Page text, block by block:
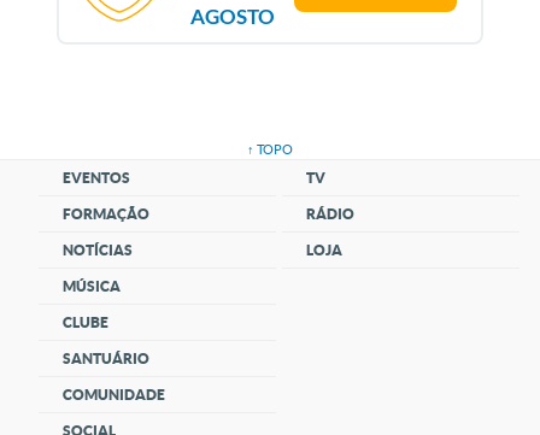
AGOSTO
↑ TOPO
EVENTOS
FORMAÇÃO
NOTÍCIAS
MÚSICA
CLUBE
SANTUÁRIO
COMUNIDADE
SOCIAL
TV
RÁDIO
LOJA